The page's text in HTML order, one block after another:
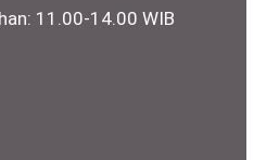
11.00-14.00 WIB